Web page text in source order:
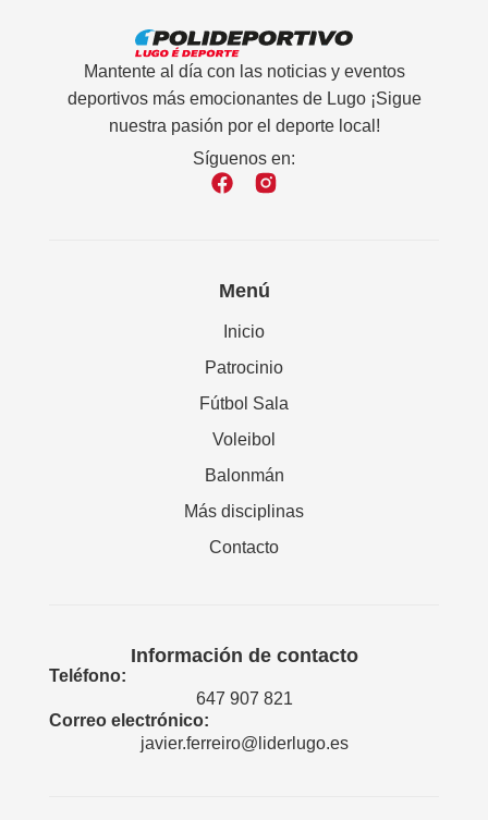
Mantente al día con las noticias y eventos
deportivos más emocionantes de Lugo ¡Sigue
nuestra pasión por el deporte local!
Síguenos en:
Menú
Inicio
Patrocinio
Fútbol Sala
Voleibol
Balonmán
Más disciplinas
Contacto
Información de contacto
Teléfono:
647 907 821
Correo electrónico:
javier.ferreiro@liderlugo.es